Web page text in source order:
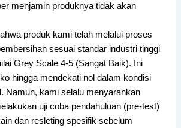
menjamin produknya tidak akan
produk kami telah melalui proses
sesuai standar industri tinggi
Grey Scale 4-5 (Sangat Baik). Ini
hingga mendekati nol dalam kondisi
Namun, kami selalu menyarankan
uji coba pendahuluan (pre-test)
dan resleting spesifik sebelum